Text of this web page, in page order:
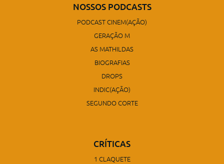
NOSSOS PODCASTS
PODCAST CINEM(AÇÃO)
GERAÇÃO M
AS MATHILDAS
BIOGRAFIAS
DROPS
INDIC(AÇÃO)
SEGUNDO CORTE
CRÍTICAS
1 CLAQUETE